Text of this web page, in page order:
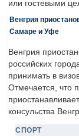
или гостевыми
Венгрия
Самаре и Уфе
Венгрия
российских
принимать в
Отмечается, что
консульства
СПОРТ